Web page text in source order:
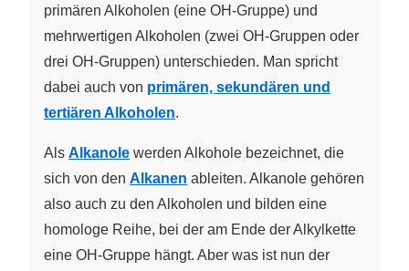
primären Alkoholen (eine OH-Gruppe) und
mehrwertigen Alkoholen (zwei OH-Gruppen oder
drei OH-Gruppen) unterschieden. Man spricht
dabei auch von primären, sekundären und
tertiären Alkoholen.
Als Alkanole werden Alkohole bezeichnet, die
sich von den Alkanen ableiten. Alkanole gehören
also auch zu den Alkoholen und bilden eine
homologe Reihe, bei der am Ende der Alkylkette
eine OH-Gruppe hängt. Aber was ist nun der